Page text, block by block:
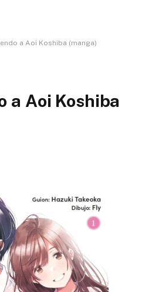
a Aoi Koshiba (manga)
a Aoi Koshiba